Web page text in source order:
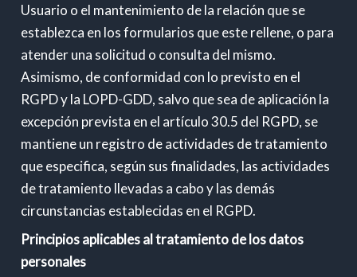
Usuario o el mantenimiento de la relación que se
establezca en los formularios que este rellene, o para
atender una solicitud o consulta del mismo.
Asimismo, de conformidad con lo previsto en el
RGPD y la LOPD-GDD, salvo que sea de aplicación la
excepción prevista en el artículo 30.5 del RGPD, se
mantiene un registro de actividades de tratamiento
que especifica, según sus finalidades, las actividades
de tratamiento llevadas a cabo y las demás
circunstancias establecidas en el RGPD.
Principios aplicables al tratamiento de los datos
personales